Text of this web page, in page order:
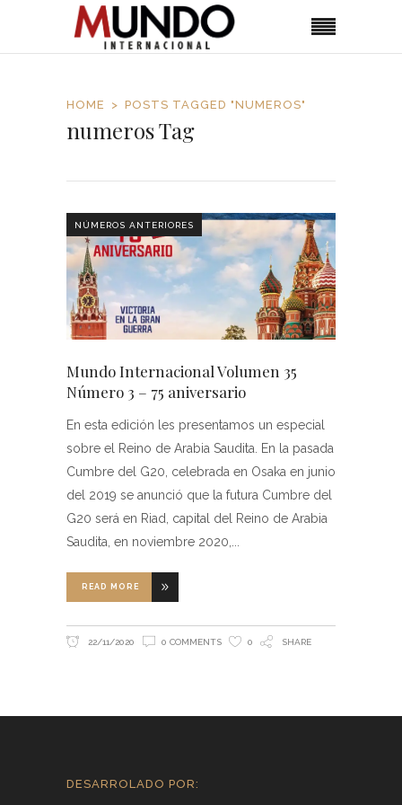
HOME POSTS TAGGED "NUMEROS"
numeros Tag
NÚMEROS ANTERIORES
Mundo Internacional Volumen 35
Número 3 – 75 aniversario
En esta edición les presentamos un especial
sobre el Reino de Arabia Saudita. En la pasada
Cumbre del G20, celebrada en Osaka en junio
del 2019 se anunció que la futura Cumbre del
G20 será en Riad, capital del Reino de Arabia
Saudita, en noviembre 2020,
READ MORE
22/11/2020 0 COMMENTS 0 SHARE
DESARROLADO POR: